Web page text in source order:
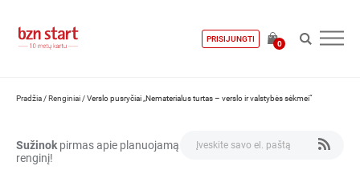
PRISIJUNGTI
0
Pradžia /Renginiai /Verslo pusryčiai „Nematerialus turtas – verslo ir valstybės sėkmei“
Sužinok pirmas apie planuojamą
renginį!